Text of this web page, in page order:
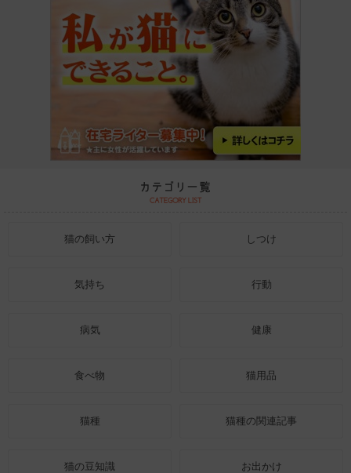
猫の飼い方 しつけ
気持ち 行動
病気 健康
食べ物 猫用品
猫種 猫種の関連記事
猫の豆知識 お出かけ